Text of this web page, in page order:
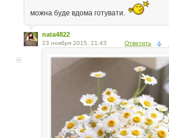
можна буде вдома готувати.
nata4822
23 ноября 2015, 21:43 Ответить